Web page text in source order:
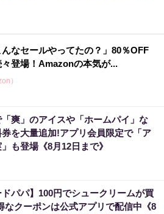
んなセールやってたの？」80％OFF
々登場！Amazonの本気が...
）
爽」のアイスや「ホームパイ」な
券を大量追加!アプリ会員限定で「ア
も登場《8月12日まで》
ドパパ】100円でシュークリームが買
なクーポンは公式アプリで配信中《8